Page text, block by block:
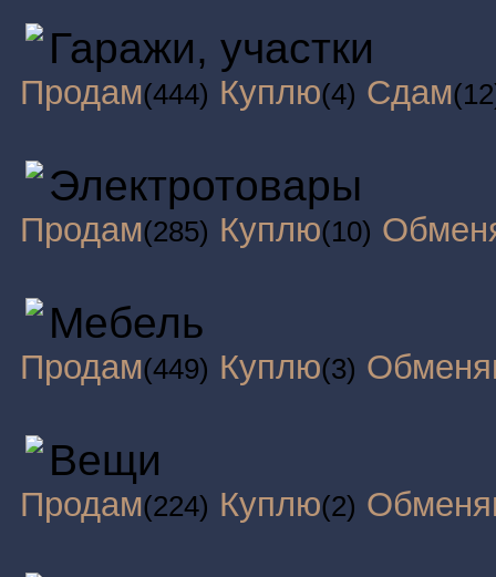
Гаражи, участки
Продам(444) Куплю(4) Сдам
Электротовары
Продам(285) Куплю(10)
Мебель
Продам(449) Куплю(3)
Вещи
Продам(224) Куплю(2)